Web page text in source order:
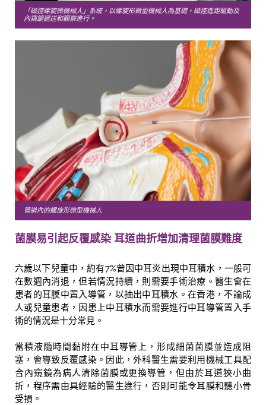
「磁控螺旋微機械人」系統，以螺旋形微型機械人為基礎，磁控遙距驅動及
內窺鏡遞送和觀察進行。
管道內的螺旋形微型機械人
菌膜易引起反覆感染 耳道曲折增加清理菌膜難度
六歲以下兒童中，約有7%曾因中耳炎出現中耳積水，一般可
在數週內消退，但若情況持續，則需要手術治療。醫生會在
患者的耳膜中置入導管，以抽出中耳積水。在香港，不論成
人或兒童患者，因患上中耳積水而需要進行中耳導管置入手
術的情況是十分常見。
當積液隨時間黏附在中耳導管上，形成細菌菌膜並造成阻
塞，會導致反覆感染。因此，外科醫生需要利用機械工具配
合內窺鏡為病人清除菌膜或更換導管，但由於耳道狹小曲
折，程序需由具經驗的醫生進行，否則可能令耳膜和聽小骨
受損。